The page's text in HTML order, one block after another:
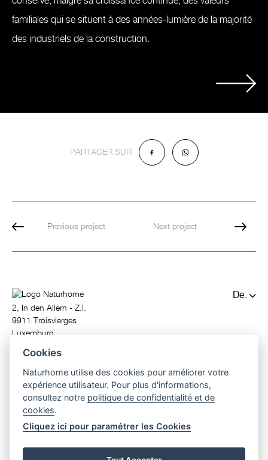
familiales qui se situent à des années-lumière de la majorité
des industriels de la construction.
PARTAGER SUR
Previous project Next project
De.
2, In den Allern - Z.I.
9911 Troisvierges
Luxemburg
info@naturhome.lu
© 2026 Naturhome.All rights reserved.
Cookies
Naturhome utilise des cookies pour améliorer votre
expérience utilisateur. Pour plus d'informations,
consultez notre politique de confidentialité et de
cookies.
Cliquez ici pour paramétrer les Cookies